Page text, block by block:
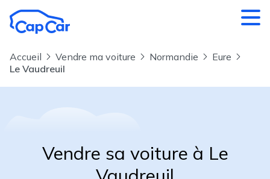
Accueil Vendre ma voiture Normandie
Eure
Le Vaudreuil
Vendre sa voiture à Le